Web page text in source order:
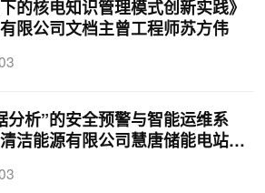
的核电知识管理模式创新实践》
限公司文档主曾工程师苏方伟
分析”的安全预警与智能运维系
洁能源有限公司慧唐储能电站负